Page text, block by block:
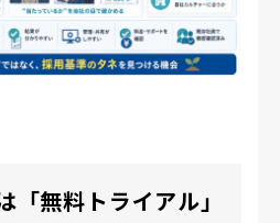
「無料トライアル」